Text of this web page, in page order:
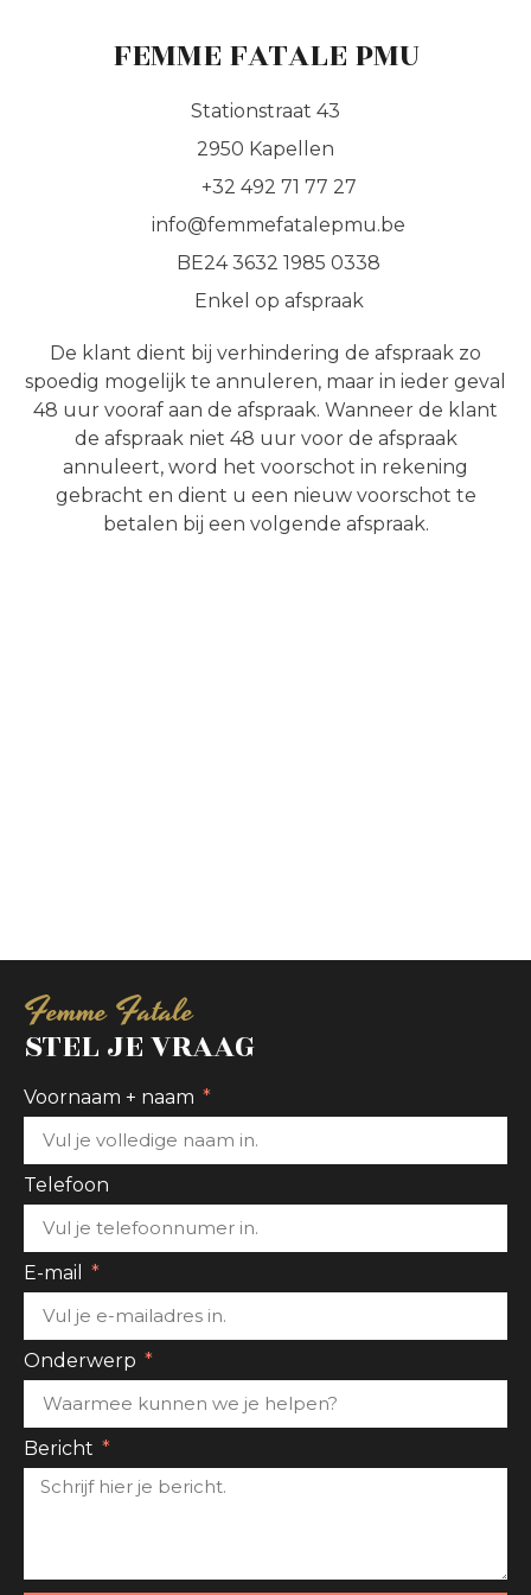
FEMME FATALE PMU
Stationstraat 43
2950 Kapellen
+32 492 71 77 27
info@femmefatalepmu.be
BE24 3632 1985 0338
Enkel op afspraak
De klant dient bij verhindering de afspraak zo
spoedig mogelijk te annuleren, maar in ieder geval
48 uur vooraf aan de afspraak. Wanneer de klant
de afspraak niet 48 uur voor de afspraak
annuleert, word het voorschot in rekening
gebracht en dient u een nieuw voorschot te
betalen bij een volgende afspraak.
Femme Fatale
STEL JE VRAAG
Voornaam + naam
Telefoon
E-mail
Onderwerp
Bericht